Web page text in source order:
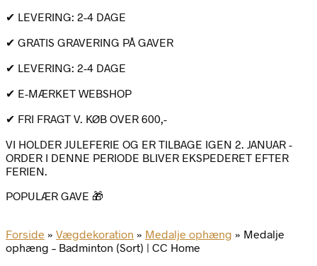
✔ LEVERING: 2-4 DAGE
✔ GRATIS GRAVERING PÅ GAVER
✔ LEVERING: 2-4 DAGE
✔ E-MÆRKET WEBSHOP
✔ FRI FRAGT V. KØB OVER 600,-
VI HOLDER JULEFERIE OG ER TILBAGE IGEN 2. JANUAR -
ORDER I DENNE PERIODE BLIVER EKSPEDERET EFTER
FERIEN.
POPULÆR GAVE 🎁
Forside » Vægdekoration » Medalje ophæng » Medalje
ophæng – Badminton (Sort) | CC Home